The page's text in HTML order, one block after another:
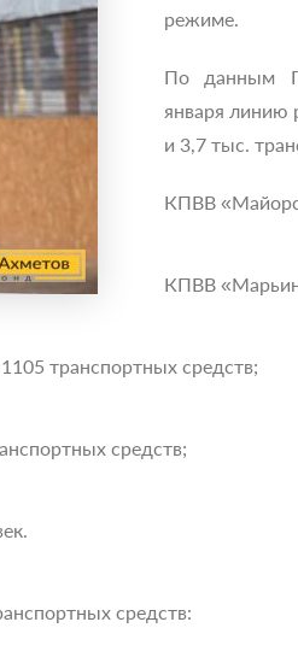
режиме.
По данным
января линию
и 3,7 тыс.
КПВВ
КПВВ
транспортных средств;
средств;
средств: